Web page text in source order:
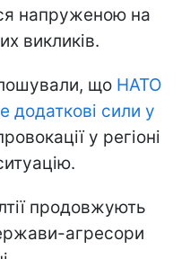
напруженою на
викликів.
що НАТО
додаткові сили у
у регіоні
продовжують
агресори